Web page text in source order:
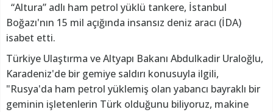
“Altura” adlı ham petrol yüklü tankere, İstanbul
Boğazı'nın 15 mil açığında insansız deniz aracı (İDA)
isabet etti.
Türkiye Ulaştırma ve Altyapı Bakanı Abdulkadir Uraloğlu,
Karadeniz'de bir gemiye saldırı konusuyla ilgili,
"Rusya'da ham petrol yüklemiş olan yabancı bayraklı bir
geminin işletenlerin Türk olduğunu biliyoruz, makine